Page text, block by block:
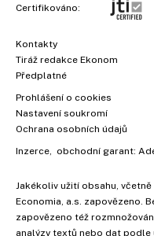
Certifikováno:
Kontakty
Tiráž redakce Ekonom
Předplatné
Prohlášení o cookies
Nastavení soukromí
Ochrana osobních údajů
Inzerce , obchodní garant:
Jakékoliv užití obsahu,
Economia, a.s. zapovězeno.
zapovězeno též
analýzy textů nebo dat podle